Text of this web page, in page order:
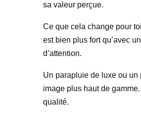
sa valeur perçue.
Ce que cela change pour
est bien plus fort qu’avec
d’attention.
Un parapluie de luxe ou un
image plus haut de
qualité.